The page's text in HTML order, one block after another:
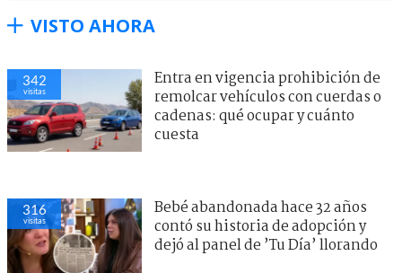
VISTO AHORA
342
visitas
Entra en vigencia prohibición de
remolcar vehículos con cuerdas o
cadenas: qué ocupar y cuánto
cuesta
316
visitas
Bebé abandonada hace 32 años
contó su historia de adopción y
dejó al panel de ’Tu Día’ llorando